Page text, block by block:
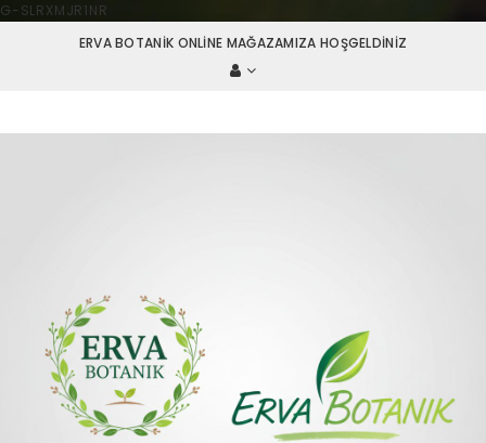
G-SLRXMJR1NR
ERVA BOTANIK ONLINE MAĞAZAMIZA HOŞGELDINIZ